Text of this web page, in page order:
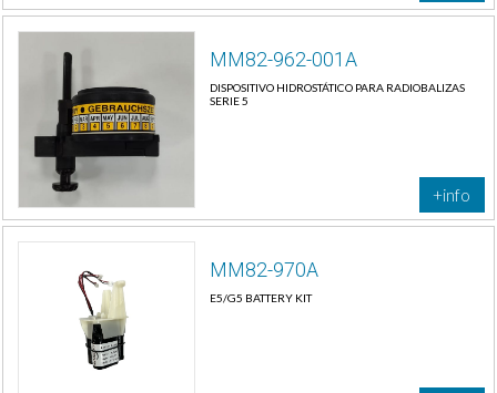
MM82-962-001A
DISPOSITIVO HIDROSTÁTICO PARA RADIOBALIZAS
SERIE 5
+info
MM82-970A
E5/G5 BATTERY KIT